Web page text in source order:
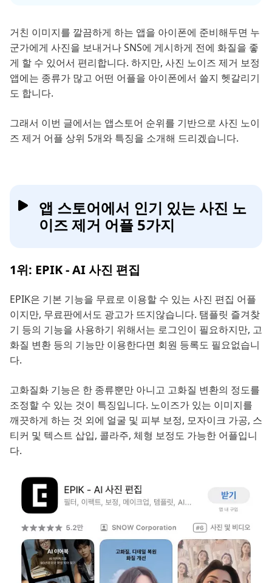
거친 이미지를 깔끔하게 하는 앱을 아이폰에 준비해두면 누
군가에게 사진을 보내거나 SNS에 게시하게 전에 화질을 좋
게 할 수 있어서 편리합니다. 하지만, 사진 노이즈 제거 보정
앱에는 종류가 많고 어떤 어플을 아이폰에서 쓸지 헷갈리기
도 합니다.
그래서 이번 글에서는 앱스토어 순위를 기반으로 사진 노이
즈 제거 어플 상위 5개와 특징을 소개해 드리겠습니다.
앱 스토어에서 인기 있는 사진 노
이즈 제거 어플 5가지
1위: EPIK - AI 사진 편집
EPIK은 기본 기능을 무료로 이용할 수 있는 사진 편집 어플
이지만, 무료판에서도 광고가 뜨지않습니다. 탬플릿 즐겨찾
기 등의 기능을 사용하기 위해서는 로그인이 필요하지만, 고
화질 변환 등의 기능만 이용한다면 회원 등록도 필요없습니
다.
고화질화 기능은 한 종류뿐만 아니고 고화질 변환의 정도를
조정할 수 있는 것이 특징입니다. 노이즈가 있는 이미지를
깨끗하게 하는 것 외에 얼굴 및 피부 보정, 모자이크 가공, 스
티커 및 텍스트 삽입, 콜라주, 체형 보정도 가능한 어플입니
다.